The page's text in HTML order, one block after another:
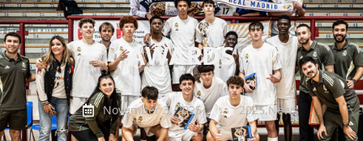
AWARDS
November 3, 2025 2025,News